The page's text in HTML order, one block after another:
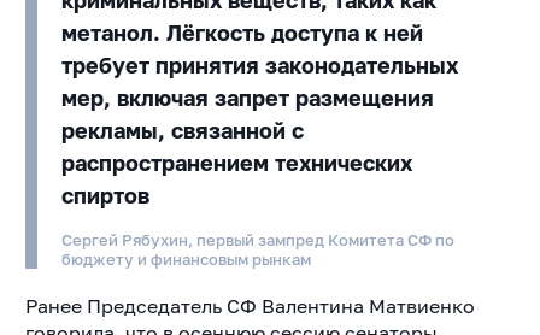
метанол. Лёгкость доступа к ней
требует принятия законодательных
мер, включая запрет размещения
рекламы, связанной с
распространением технических
спиртов
Сергей Рябухин, первый зампред Комитета СФ по
бюджету и финансовым рынкам
Ранее Председатель СФ Валентина Матвиенко